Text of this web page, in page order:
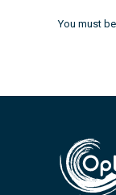
You must be